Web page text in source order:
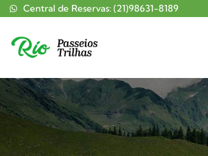
Central de Reservas: (21)98631-8189